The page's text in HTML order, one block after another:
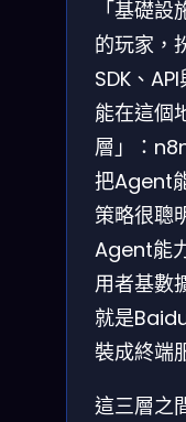
「基礎
的玩家，
SDK、
能在這個
層」：
把Agent
策略很聰
Agent能
用者基數
就是
裝成終端
這三層之